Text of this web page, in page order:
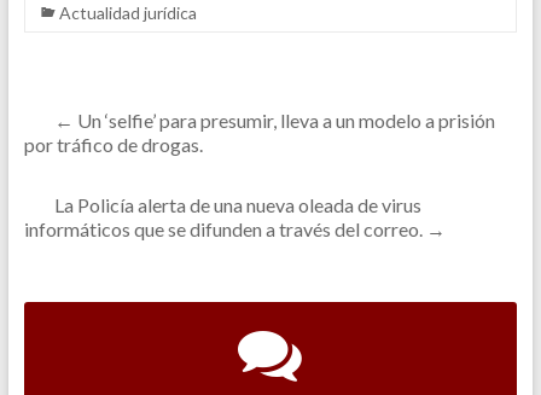
Actualidad jurídica
← Un ‘selfie’ para presumir, lleva a un modelo a prisión
por tráfico de drogas.
La Policía alerta de una nueva oleada de virus
informáticos que se difunden a través del correo. →